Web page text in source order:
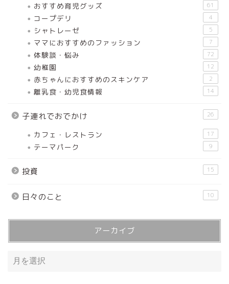
おすすめ育児グッズ 61
コープデリ 4
シャトレーゼ 5
ママにおすすめのファッション 7
体験談・悩み 72
幼稚園 12
赤ちゃんにおすすめのスキンケア 2
離乳食・幼児食情報 14
子連れでおでかけ 26
カフェ・レストラン 17
テーマパーク 9
投資 15
日々のこと 10
アーカイブ